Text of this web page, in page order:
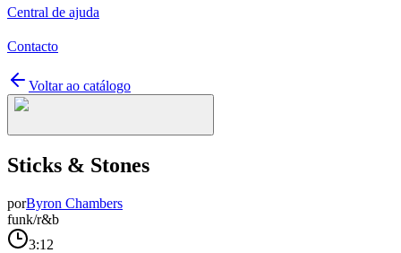
Central de ajuda
Contacto
Voltar ao catálogo
Sticks & Stones
porByron Chambers
funk/r&b
3:12